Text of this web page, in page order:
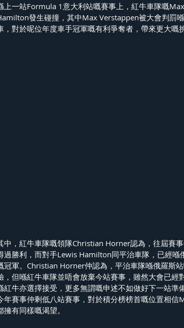
上一站Formula 1意大利站嘅賽事上，紅牛車隊嘅
發生碰撞，其中Max Verstappen被大會判罰
，對於呢位年度車手冠軍嘅有利爭奪者，帶來更大嘅挑
中，紅牛車隊嘅領隊Christian Horner認為，往屆賽
過勝利，而對手Lewis Hamilton同平治車隊，已經
冠軍。Christian Horner仲認為，平治車隊喺俄羅斯
，但喺紅牛車隊並唔會放棄今站賽事，雖然大會已經
紅牛亦選擇接受，更多無謂嘅申述不如做好下一站準
年賽事仲剩低八站賽事，對於積分榜榜首嘅位置相
擁有同樣嘅渴望。